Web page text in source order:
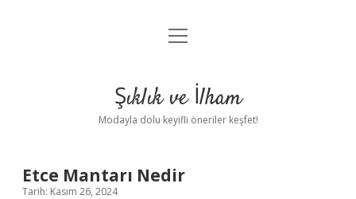
Anasayfa
Yasal Uyarı
menüyü
Şıklık ve İlham
Modayla dolu keyifli öneriler keşfet!
Etce Mantarı Nedir
Tarih: Kasım 26, 2024